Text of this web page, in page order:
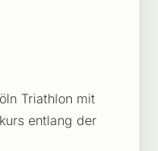
Triathlon mit
entlang der